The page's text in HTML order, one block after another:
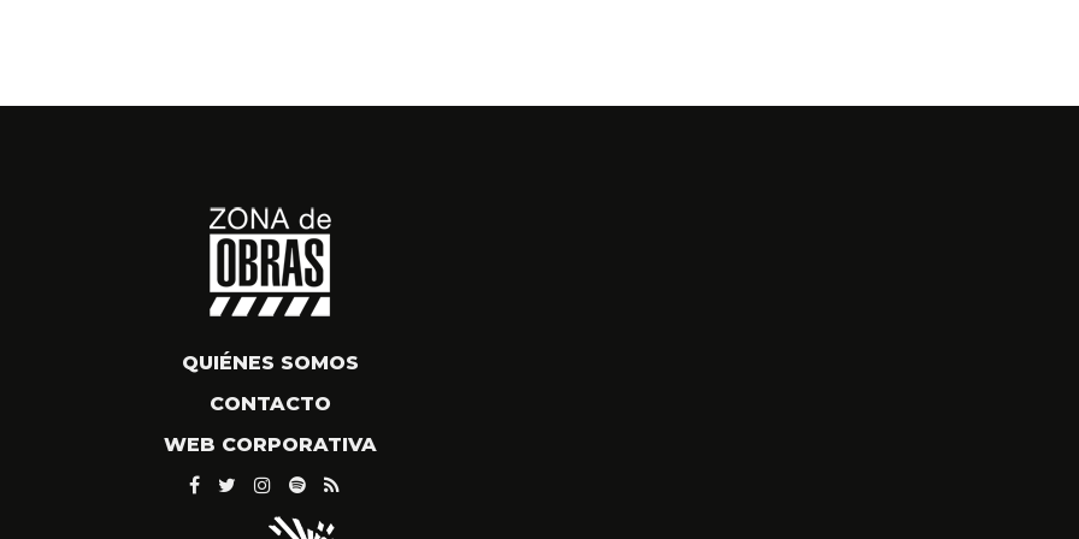
QUIÉNES SOMOS
CONTACTO
WEB CORPORATIVA